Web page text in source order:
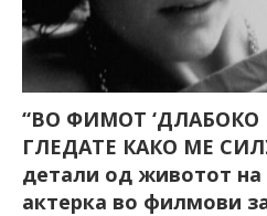
“ВО ФИМОТ ‘ДЛАБОКО
ГЛЕДАТЕ КАКО МЕ
детали од животот на
актерка во филмови